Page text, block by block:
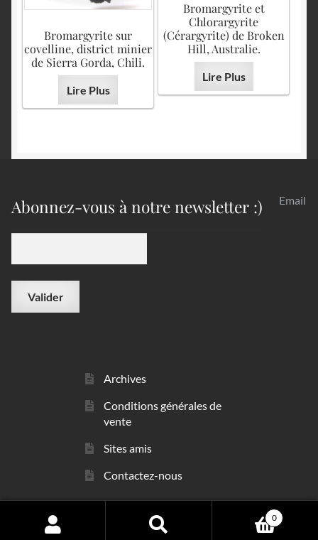
Bromargyrite et
Chlorargyrite
(Cérargyrite) de Broken
Hill, Australie.
Lire Plus
Bromargyrite sur
covelline, district minier
de Sierra Gorda, Chili.
Lire Plus
Abonnez-vous à notre newsletter :) Email
Archives
Conditions générales de
vente
Sites amis
Contactez-nous
© sarl Les Minéraux 2006 - 2026
Search
0